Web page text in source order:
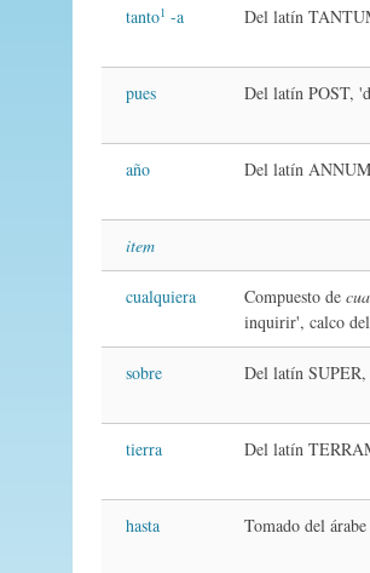
tanto1 -a Del latín
pues Del latín POST,
año Del latín
item
cualquiera Compuesto de
inquirir', calco
sobre Del latín SUPER,
tierra Del latín
hasta Tomado del